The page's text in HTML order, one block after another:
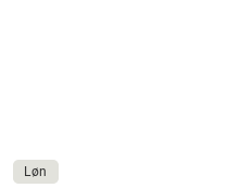
Løn